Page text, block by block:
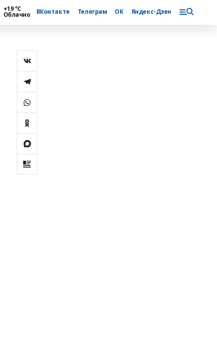
+19 °С
Облачно ВКонтакте Телеграм ОК Яндекс-Дзен